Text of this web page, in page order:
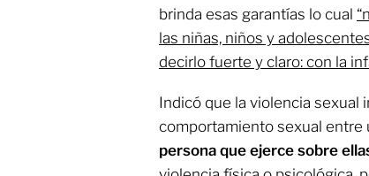
brinda esas garantías lo cual
las niñas, niños y
decirlo fuerte y claro: con la
Indicó que la violencia sexual
comportamiento sexual entre
persona que ejerce sobre